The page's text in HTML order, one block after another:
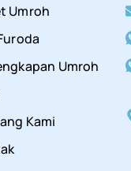
Umroh
Umroh
Kami